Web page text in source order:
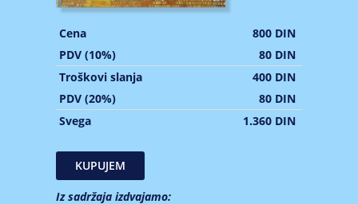
Cena
800 DIN
PDV (10%)
80 DIN
Troškovi slanja
400 DIN
PDV (20%)
80 DIN
Svega
1.360 DIN
Iz sadržaja izdvajamo: